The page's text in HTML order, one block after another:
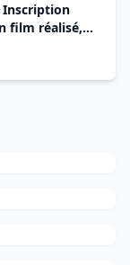
Inscription
film réalisé,
Fils-Aimé